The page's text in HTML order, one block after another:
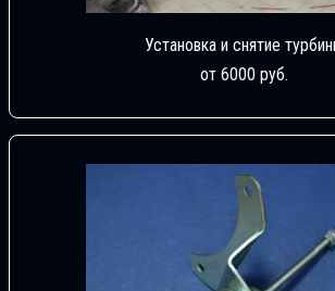
Установка и снятие
от 6000 руб.